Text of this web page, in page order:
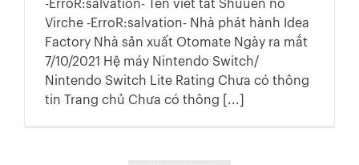
-ErroR:salvation- Tên viết tắt Shuuen no
Virche -ErroR:salvation- Nhà phát hành Idea
Factory Nhà sản xuất Otomate Ngày ra mắt
7/10/2021 Hệ máy Nintendo Switch/
Nintendo Switch Lite Rating Chưa có thông
tin Trang chủ Chưa có thông [...]